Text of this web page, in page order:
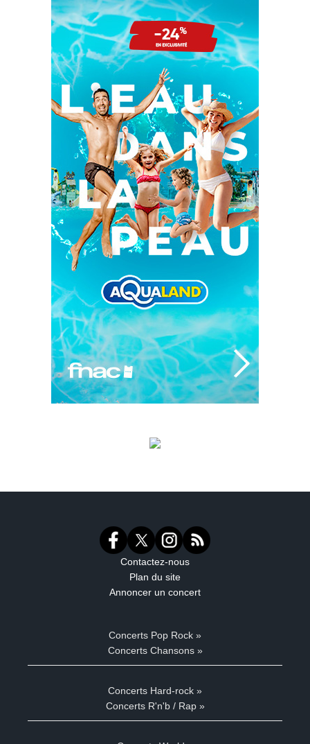
Contactez-nous
Plan du site
Annoncer un concert
Concerts Pop Rock »
Concerts Chansons »
Concerts Hard-rock »
Concerts R'n'b / Rap »